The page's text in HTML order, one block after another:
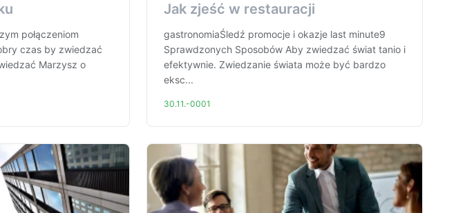
połączeniom
czas by zwiedzać
Marzysz o
Jak zjeść w restauracji
gastronomiaŚledź promocje i okazje last minute9
Sprawdzonych Sposobów Aby zwiedzać świat tanio i
efektywnie. Zwiedzanie świata może być bardzo
eksc...
30.11.-0001